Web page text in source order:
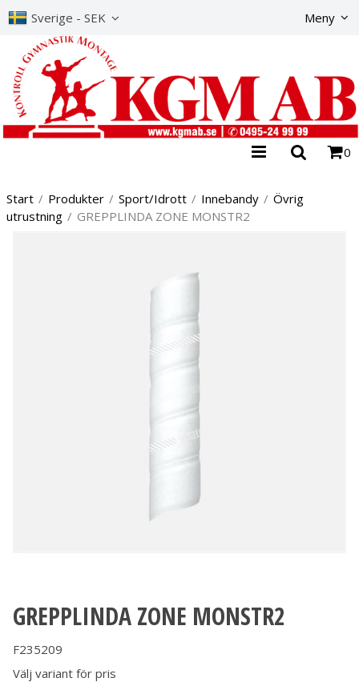
Sverige - SEK Meny
0
Start / Produkter / Sport/Idrott / Innebandy / Övrig
utrustning / GREPPLINDA ZONE MONSTR2
GREPPLINDA ZONE MONSTR2
F235209
Välj variant för pris